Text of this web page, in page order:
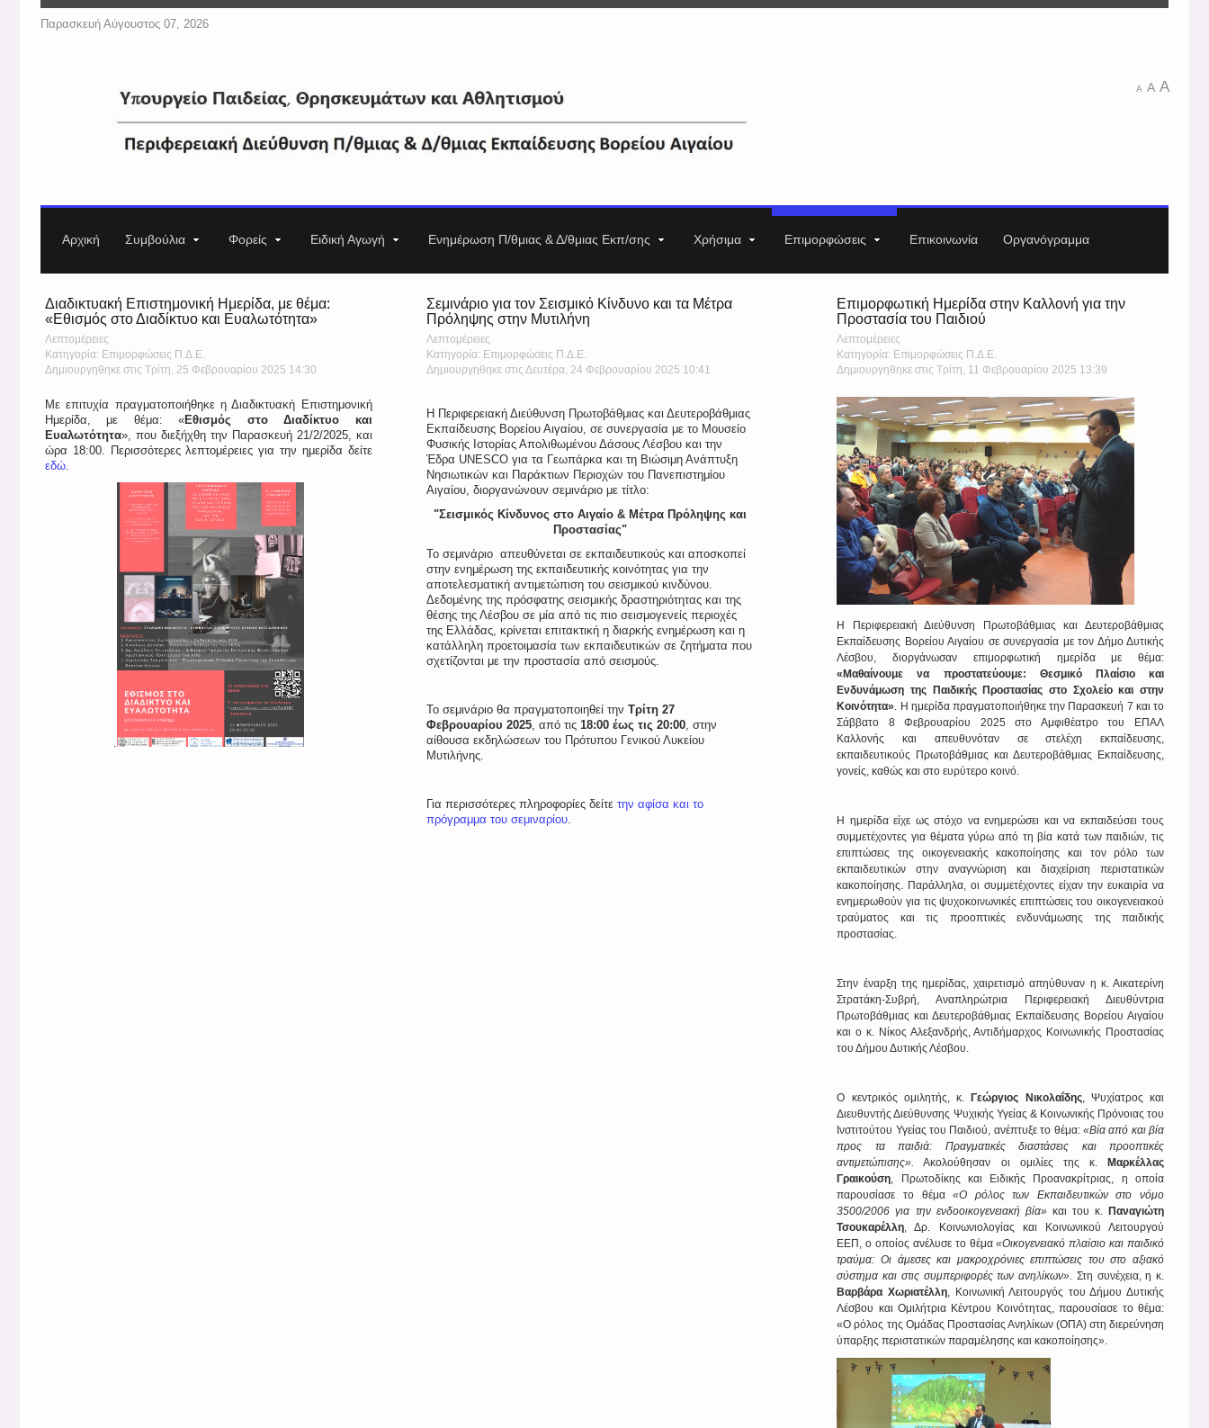
Παρασκευή Αύγουστος 07, 2026
A A A
Αρχική Συμβούλια Φορείς Ειδική Αγωγή Ενημέρωση Π/θμιας & Δ/θμιας Εκπ/σης Χρήσιμα Επιμορφώσεις Επικοινωνία Οργανόγραμμα
Διαδικτυακή Επιστημονική Ημερίδα, με θέμα:
«Εθισμός στο Διαδίκτυο και Ευαλωτότητα»
Λεπτομέρειες
Κατηγορία: Επιμορφώσεις Π.Δ.Ε.
Δημιουργηθηκε στις Τρίτη, 25 Φεβρουαρίου 2025 14:30
Με επιτυχία πραγματοποιήθηκε η Διαδικτυακή Επιστημονική
Ημερίδα, με θέμα: «Εθισμός στο Διαδίκτυο και
Ευαλωτότητα», που διεξήχθη την Παρασκευή 21/2/2025, και
ώρα 18:00. Περισσότερες λεπτομέρειες για την ημερίδα δείτε
εδώ.
.
Σεμινάριο για τον Σεισμικό Κίνδυνο και τα Μέτρα
Πρόληψης στην Μυτιλήνη
Λεπτομέρειες
Κατηγορία: Επιμορφώσεις Π.Δ.Ε.
Δημιουργηθηκε στις Δευτέρα, 24 Φεβρουαρίου 2025 10:41
Η Περιφερειακή Διεύθυνση Πρωτοβάθμιας και Δευτεροβάθμιας
Εκπαίδευσης Βορείου Αιγαίου, σε συνεργασία με το Μουσείο
Φυσικής Ιστορίας Απολιθωμένου Δάσους Λέσβου και την
Έδρα UNESCO για τα Γεωπάρκα και τη Βιώσιμη Ανάπτυξη
Νησιωτικών και Παράκτιων Περιοχών του Πανεπιστημίου
Αιγαίου, διοργανώνουν σεμινάριο με τίτλο:
"Σεισμικός Κίνδυνος στο Αιγαίο & Μέτρα Πρόληψης και
Προστασίας"
Το σεμινάριο απευθύνεται σε εκπαιδευτικούς και αποσκοπεί
στην ενημέρωση της εκπαιδευτικής κοινότητας για την
αποτελεσματική αντιμετώπιση του σεισμικού κινδύνου.
Δεδομένης της πρόσφατης σεισμικής δραστηριότητας και της
θέσης της Λέσβου σε μία από τις πιο σεισμογενείς περιοχές
της Ελλάδας, κρίνεται επιτακτική η διαρκής ενημέρωση και η
κατάλληλη προετοιμασία των εκπαιδευτικών σε ζητήματα που
σχετίζονται με την προστασία από σεισμούς.
Το σεμινάριο θα πραγματοποιηθεί την Τρίτη 27
Φεβρουαρίου 2025, από τις 18:00 έως τις 20:00, στην
αίθουσα εκδηλώσεων του Πρότυπου Γενικού Λυκείου
Μυτιλήνης.
Για περισσότερες πληροφορίες δείτετην αφίσα και το
πρόγραμμα του σεμιναρίου.
Επιμορφωτική Ημερίδα στην Καλλονή για την
Προστασία του Παιδιού
Λεπτομέρειες
Κατηγορία: Επιμορφώσεις Π.Δ.Ε.
Δημιουργηθηκε στις Τρίτη, 11 Φεβρουαρίου 2025 13:39
Η Περιφερειακή Διεύθυνση Πρωτοβάθμιας και Δευτεροβάθμιας
Εκπαίδευσης Βορείου Αιγαίου σε συνεργασία με τον Δήμο Δυτικής
Λέσβου, διοργάνωσαν επιμορφωτική ημερίδα με θέμα:
«Μαθαίνουμε να προστατεύουμε: Θεσμικό Πλαίσιο και
Ενδυνάμωση της Παιδικής Προστασίας στο Σχολείο και στην
Κοινότητα» . Η ημερίδα πραγματοποιήθηκε την Παρασκευή 7 και το
Σάββατο 8 Φεβρουαρίου 2025 στο Αμφιθέατρο του ΕΠΑΛ
Καλλονής και απευθυνόταν σε στελέχη εκπαίδευσης,
εκπαιδευτικούς Πρωτοβάθμιας και Δευτεροβάθμιας Εκπαίδευσης,
γονείς, καθώς και στο ευρύτερο κοινό.
Η ημερίδα είχε ως στόχο να ενημερώσει και να εκπαιδεύσει τους
συμμετέχοντες για θέματα γύρω από τη βία κατά των παιδιών, τις
επιπτώσεις της οικογενειακής κακοποίησης και τον ρόλο των
εκπαιδευτικών στην αναγνώριση και διαχείριση περιστατικών
κακοποίησης. Παράλληλα, οι συμμετέχοντες είχαν την ευκαιρία να
ενημερωθούν για τις ψυχοκοινωνικές επιπτώσεις του οικογενειακού
τραύματος και τις προοπτικές ενδυνάμωσης της παιδικής
προστασίας.
Στην έναρξη της ημερίδας, χαιρετισμό απηύθυναν η κ. Αικατερίνη
Στρατάκη-Συβρή, Αναπληρώτρια Περιφερειακή Διευθύντρια
Πρωτοβάθμιας και Δευτεροβάθμιας Εκπαίδευσης Βορείου Αιγαίου
και ο κ. Νίκος Αλεξανδρής, Αντιδήμαρχος Κοινωνικής Προστασίας
του Δήμου Δυτικής Λέσβου.
Ο κεντρικός ομιλητής, κ.Γεώργιος Νικολαΐδης, Ψυχίατρος και
Διευθυντής Διεύθυνσης Ψυχικής Υγείας & Κοινωνικής Πρόνοιας του
Ινστιτούτου Υγείας του Παιδιού, ανέπτυξε το θέμα: «Βία από και βία
προς τα παιδιά: Πραγματικές διαστάσεις και προοπτικές
αντιμετώπισης».
Ακολούθησαν οι ομιλίες της κ. Μαρκέλλας
Γραικούση , Πρωτοδίκης και Ειδικής Προανακρίτριας, η οποία
παρουσίασε το θέμα«Ο ρόλος των Εκπαιδευτικών στο νόμο
3500/2006 για την ενδοοικογενειακή βία»και του κ. Παναγιώτη
Τσουκαρέλλη , Δρ. Κοινωνιολογίας και Κοινωνικού Λειτουργού
ΕΕΠ, ο οποίος ανέλυσε το θέμα«Οικογενειακό πλαίσιο και παιδικό
τραύμα: Οι άμεσες και μακροχρόνιες επιπτώσεις του στο αξιακό
σύστημα και στις συμπεριφορές των ανηλίκων». Στη συνέχεια, η κ.
Βαρβάρα Χωριατέλλη, Κοινωνική Λειτουργός του Δήμου Δυτικής
Λέσβου και Ομιλήτρια Κέντρου Κοινότητας, παρουσίασε το θέμα:
«Ο ρόλος της Ομάδας Προστασίας Ανηλίκων (ΟΠΑ) στη διερεύνηση
ύπαρξης περιστατικών παραμέλησης και κακοποίησης».